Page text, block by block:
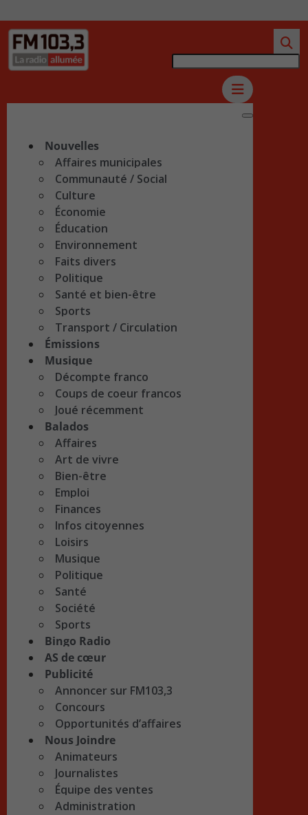
Nouvelles
Affaires municipales
Communauté / Social
Culture
Économie
Éducation
Environnement
Faits divers
Politique
Santé et bien-être
Sports
Transport / Circulation
Émissions
Musique
Décompte franco
Coups de coeur francos
Joué récemment
Balados
Affaires
Art de vivre
Bien-être
Emploi
Finances
Infos citoyennes
Loisirs
Musique
Politique
Santé
Société
Sports
Bingo Radio
AS de cœur
Publicité
Annoncer sur FM103,3
Concours
Opportunités d’affaires
Nous Joindre
Animateurs
Journalistes
Équipe des ventes
Administration